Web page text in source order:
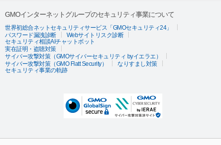
GMOインターネットグループのセキュリティ事業について
世界初総合ネットセキュリティサービス「GMOセキュリティ24」
パスワード漏洩診断
Webサイトリスク診断
セキュリティ相談AIチャットボット
実在証明・盗聴対策
サイバー攻撃対策（GMOサイバーセキュリティ byイエラエ）
サイバー攻撃対策（GMO Flatt Security）
なりすまし対策
セキュリティ事業の軌跡